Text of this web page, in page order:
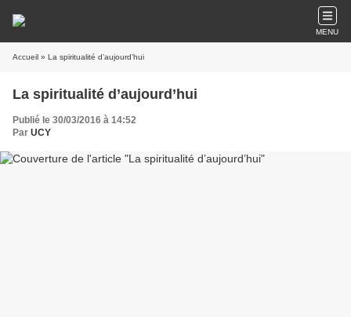
MENU
Accueil » La spiritualité d’aujourd’hui
La spiritualité d’aujourd’hui
Publié le 30/03/2016 à 14:52
Par UCY